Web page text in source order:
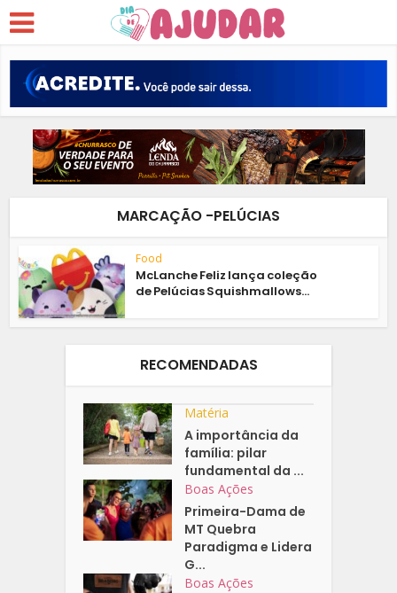
MARCAÇÃO -PELÚCIAS
Food
McLanche Feliz lança coleção
de Pelúcias Squishmallows...
RECOMENDADAS
Matéria
A importância da
família: pilar
fundamental da ...
Boas Ações
Primeira-Dama de
MT Quebra
Paradigma e Lidera
G...
Boas Ações